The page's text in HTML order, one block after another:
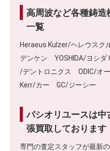
高周波など各種鋳
一覧
Heraeus Kulzer/ヘレウス
デンケン YOSHIDA/ヨシ
/デントロニクス ODIC/オ
Kerr/カー GC/ジーシー
パシオリユースは中
張買取しております
専門の査定スタッフが最新